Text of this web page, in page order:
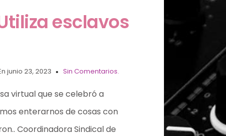
esclavos
junio 23, 2023 Sin Comentarios.
virtual que se celebró a
enterarnos de cosas con
Coordinadora Sindical de